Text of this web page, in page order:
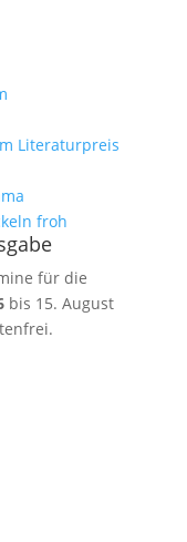
Literaturpreis
froh
für die
bis 15. August